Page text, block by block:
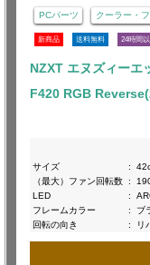
PCパーツ クーラー・
新商品 送料無料 24時間
NZXT エヌズィーエ
F420 RGB
サイズ
:
（最大）ファン回転数 :
LED
:
フレームカラー
:
ブ
回転の向き
: リ